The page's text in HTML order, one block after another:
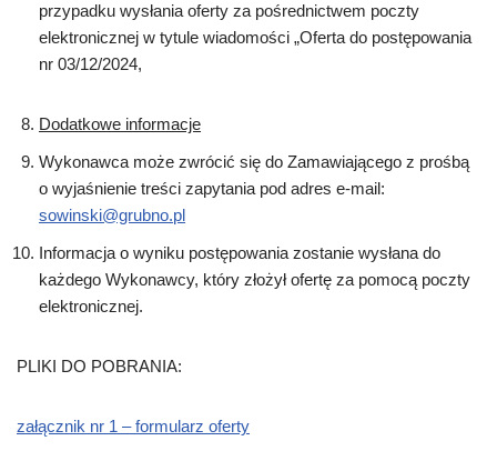
przypadku wysłania oferty za pośrednictwem poczty
elektronicznej w tytule wiadomości „Oferta do postępowania
nr 03/12/2024,
Dodatkowe informacje
Wykonawca może zwrócić się do Zamawiającego z prośbą
o wyjaśnienie treści zapytania pod adres e-mail:
sowinski@grubno.pl
Informacja o wyniku postępowania zostanie wysłana do
każdego Wykonawcy, który złożył ofertę za pomocą poczty
elektronicznej.
PLIKI DO POBRANIA:
załącznik nr 1 – formularz oferty